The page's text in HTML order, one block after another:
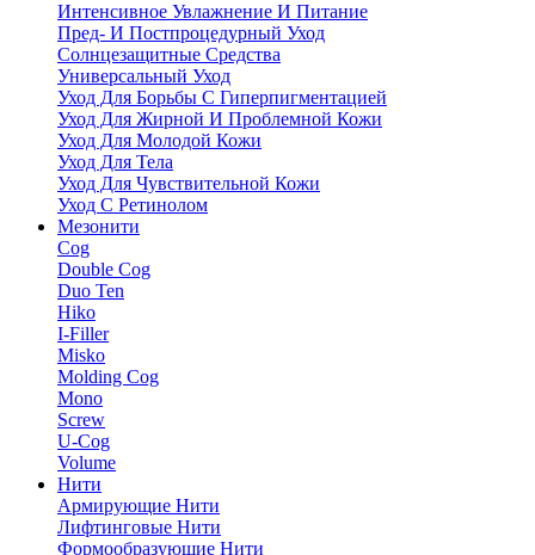
Интенсивное Увлажнение И Питание
Пред- И Постпроцедурный Уход
Солнцезащитные Средства
Универсальный Уход
Уход Для Борьбы С Гиперпигментацией
Уход Для Жирной И Проблемной Кожи
Уход Для Молодой Кожи
Уход Для Тела
Уход Для Чувствительной Кожи
Уход С Ретинолом
Мезонити
Cog
Double Cog
Duo Ten
Hiko
I-Filler
Misko
Molding Cog
Mono
Screw
U-Cog
Volume
Нити
Армирующие Нити
Лифтинговые Нити
Формообразующие Нити